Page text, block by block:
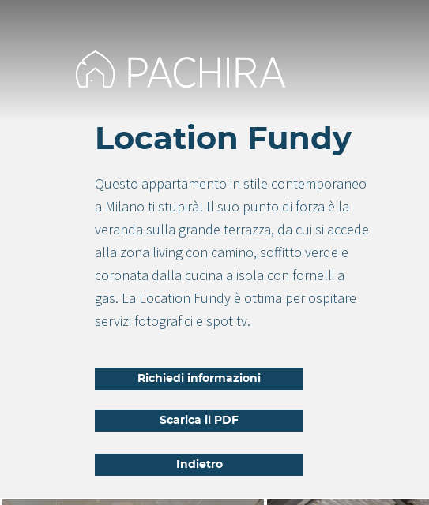
Location Fundy
Questo appartamento in stile contemporaneo
a Milano ti stupirà! Il suo punto di forza è la
veranda sulla grande terrazza, da cui si accede
alla zona living con camino, soffitto verde e
coronata dalla cucina a isola con fornelli a
gas. La Location Fundy è ottima per ospitare
servizi fotografici e spot tv.
Richiedi informazioni
Scarica il PDF
Indietro